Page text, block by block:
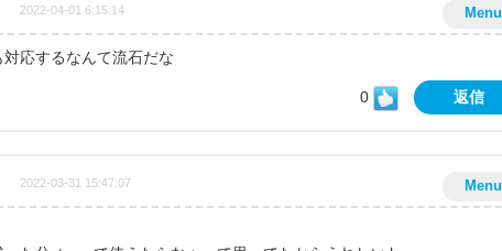
Menu
2022-04-01 6:15:14
応するなんて流石だな
0 返信
Menu
2022-03-31 15:47:07